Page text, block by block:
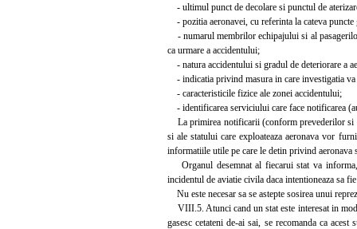
- ultimul punct de decolare si punctul de
- pozitia aeronavei, cu referinta la cateva
- numarul membrilor echipajului si al
ca urmare a accidentului;
- natura accidentului si gradul de deteriorare a
- indicatia privind masura in care investigatia va
- caracteristicile fizice ale zonei accidentului;
- identificarea serviciului care face notificarea
La primirea notificarii (conform prevederilor si
si ale statului care exploateaza aeronava vor
informatiile utile pe care le detin privind
Organul desemnat al fiecarui stat va informa,
incidentul de aviatie civila daca intentioneaza sa
Nu este necesar sa se astepte sosirea unui
VIII.5. Atunci cand un stat este interesat in
gasesc cetateni de-ai sai, se recomanda ca